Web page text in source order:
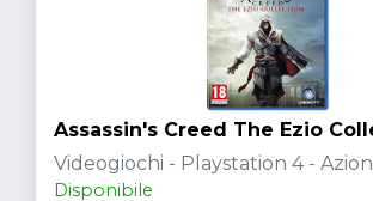
Assassin's Creed The Ezio
Videogiochi - Playstation 4 -
Disponibile